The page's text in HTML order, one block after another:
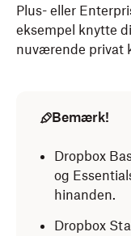
Plus- eller
eksempel knytte
nuværende privat
Bemærk!
Dropbox
og
hinanden.
Dropbox